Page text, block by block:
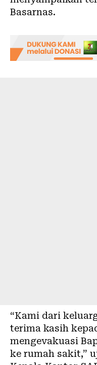
Basarnas.
“Kami dari
terima kasih
mengevakuasi
ke rumah sakit,”